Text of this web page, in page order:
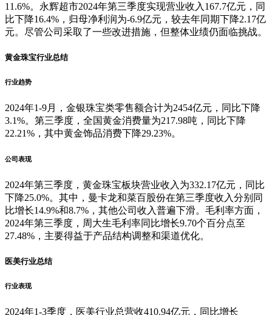
11.6%。永辉超市2024年第三季度实现营业收入167.7亿元，同
比下降16.4%，归母净利润为-6.9亿元，较去年同期下降2.17亿
元。尽管公司采取了一些改进措施，但整体业绩仍面临挑战。
黄金珠宝行业总结
行业趋势
2024年1-9月，金银珠宝类零售额合计为2454亿元，同比下降
3.1%。第三季度，全国黄金消费量为217.98吨，同比下降
22.21%，其中黄金饰品消费下降29.23%。
公司表现
2024年第三季度，黄金珠宝板块营业收入为332.17亿元，同比
下降25.0%。其中，曼卡龙和菜百股份在第三季度收入分别同
比增长14.9%和8.7%，其他公司收入普遍下滑。毛利率方面，
2024年第三季度，周大生毛利率同比增长9.70个百分点至
27.48%，主要得益于产品结构调整和渠道优化。
医美行业总结
行业表现
2024年1-3季度，医美行业总营收410.94亿元，同比增长